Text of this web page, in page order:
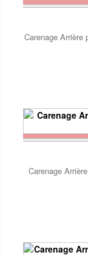
Carenage Arrière
Carenage